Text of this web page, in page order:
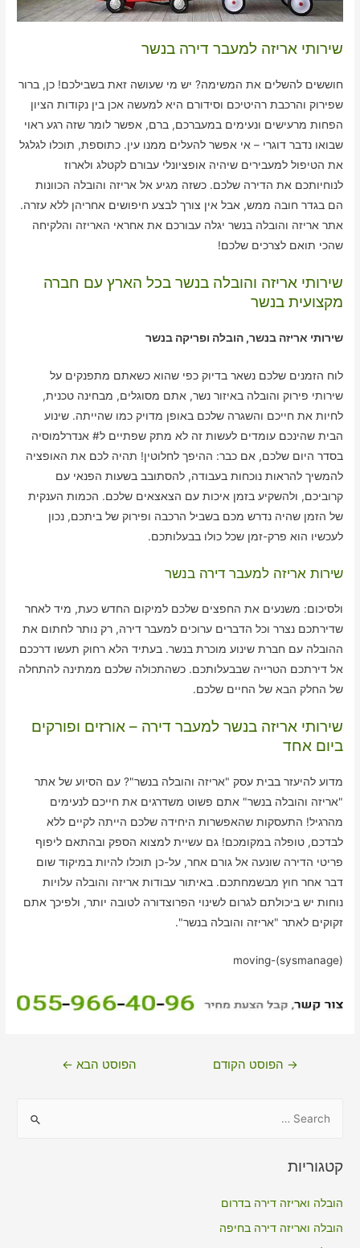
שירותי אריזה למעבר דירה בנשר
חוששים להשלים את המשימה? יש מי שעושה זאת בשבילכם! כן, ברור
שפירוק והרכבת רהיטיכם וסידורם היא למעשה אכן בין נקודות הציון
הפחות מרעישים ונעימים במעברכם, ברם, אפשר לומר שזה רגע ראוי
שבואו נדבר דוגרי – אי אפשר להעלים ממנו עין. כתוספת, תוכלו לגלגל
את הטיפול למעבירים שיהיה אופציונלי עבורם לקטלג ולארוז
לנוחיותכם את הדירה שלכם. כשזה מגיע אל אריזה והובלה הכוונות
הם בגדר חובה ממש, אבל אין צורך לבצע חיפושים אחריהן ללא עזרה.
אתר אריזה והובלה בנשר יגלה עבורכם את אחראי האריזה והלקיחה
שהכי תואם לצרכים שלכם!
שירותי אריזה והובלה בנשר בכל הארץ עם חברה
מקצועית בנשר
שירותי אריזה בנשר, הובלה ופריקה בנשר
לוח הזמנים שלכם נשאר בדיוק כפי שהוא כשאתם מתפנקים על
שירותי פירוק והובלה באיזור נשר, אתם מסוגלים, מבחינה טכנית,
לחיות את חייכם והשגרה שלכם באופן מדויק כמו שהייתה. שינוע
הבית שהינכם עומדים לעשות זה לא מתק שפתיים ל# אנדרלמוסיה
בסדר היום שלכם, אם כבר: ההיפך לחלוטין! תהיה לכם את האופציה
להמשיך להראות נוכחות בעבודה, להסתובב בשעות הפנאי עם
קרוביכם, ולהשקיע בזמן איכות עם הצאצאים שלכם. הכמות הענקית
של הזמן שהיה נדרש מכם בשביל הרכבה ופירוק של ביתכם, נכון
לעכשיו הוא פרק-זמן שכל כולו בבעלותכם.
שירות אריזה למעבר דירה בנשר
ולסיכום: משנעים את החפצים שלכם למיקום החדש כעת, מיד לאחר
שדירתכם נצרר וכל הדברים ערוכים למעבר דירה, רק נותר לחתום את
ההובלה עם חברת שינוע מוכרת בנשר. בעתיד הלא רחוק תעשו דרככם
אל דירתכם הטרייה שבבעלותכם. כשהתכולה שלכם ממתינה להתחלה
של החלק הבא של החיים שלכם.
שירותי אריזה בנשר למעבר דירה – אורזים ופורקים
ביום אחד
מדוע להיעזר בבית עסק "אריזה והובלה בנשר"? עם הסיוע של אתר
"אריזה והובלה בנשר" אתם פשוט משדרגים את חייכם לנעימים
מהרגיל! התעסקות שהאפשרות היחידה שלכם הייתה לקיים ללא
לבדכם, טופלה במקומכם! גם עשיית למצוא הספק ובהתאם ליפוף
פריטי הדירה שונעה אל גורם אחר, על-כן תוכלו להיות במיקוד שום
דבר אחר חוץ מבשמחתכם. באיתור עבודות אריזה והובלה עלויות
נוחות יש ביכולתם לגרום לשינוי הפרוצדורה לטובה יותר, ולפיכך אתם
זקוקים לאתר "אריזה והובלה בנשר".
moving-(sysmanage)
ניווט→ הפוסט הקודם הפוסט הבא ←
r
קטגוריות
הובלה ואריזה דירה בדרום
הובלה ואריזה דירה בחיפה